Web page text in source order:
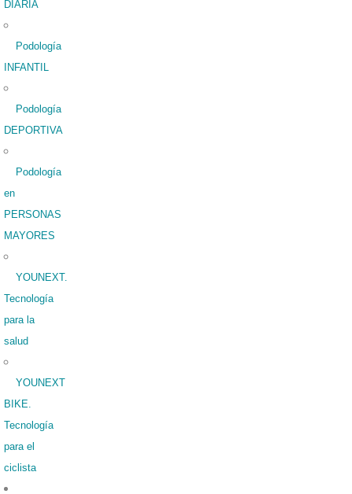
DIARIA
Podología
INFANTIL
Podología
DEPORTIVA
Podología
en
PERSONAS
MAYORES
YOUNEXT.
Tecnología
para la
salud
YOUNEXT
BIKE.
Tecnología
para el
ciclista